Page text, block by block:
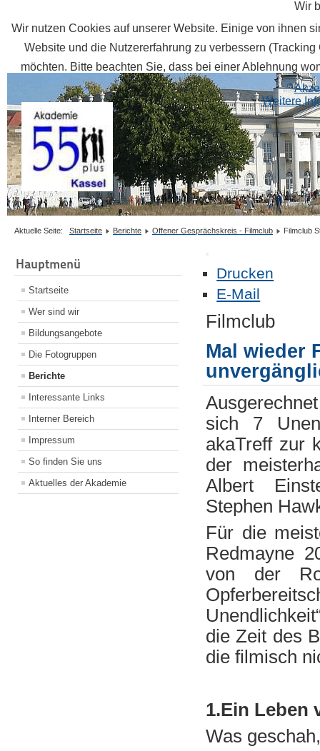
Aktuelle Seite: Startseite Berichte Offener Gesprächskreis - Filmclub Filmclub
Hauptmenü
Startseite
Wer sind wir
Bildungsangebote
Die Fotogruppen
Berichte
Interessante Links
Interner Bereich
Impressum
So finden Sie uns
Aktuelles der Akademie
Drucken
E-Mail
Filmclub
Mal wieder
sich 7
akaTreff zur
der
Albert
Stephen
Für die
Redmayne
von der
die Zeit des
die filmisch
1.Ein Leben
Was
Wir
Wir nutzen Cookies auf unserer Website. Einige von ihnen
Website und die Nutzererfahrung zu verbessern
möchten. Bitte beachten Sie, dass bei einer Ablehnung
Weitere